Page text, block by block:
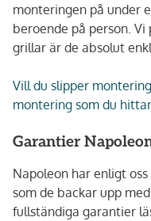
monteringen på under
beroende på person.
grillar är de absolut
Vill du slipper
montering som du
Garantier
Napoleon har enligt
som de backar upp
fullständiga garantier